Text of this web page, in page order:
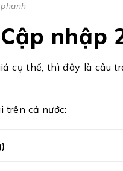
nhập
cụ thể, thì đây là câu
trên cả nước: